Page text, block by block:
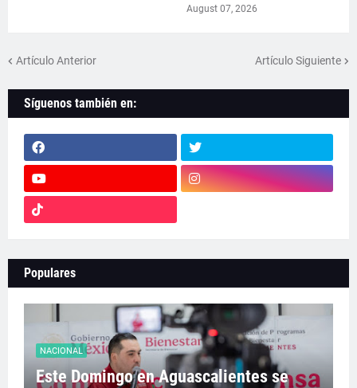
August 07, 2026
Artículo Anterior Artículo Siguiente
Síguenos también en:
Populares
NACIONAL
Este Domingo en Aguascalientes se